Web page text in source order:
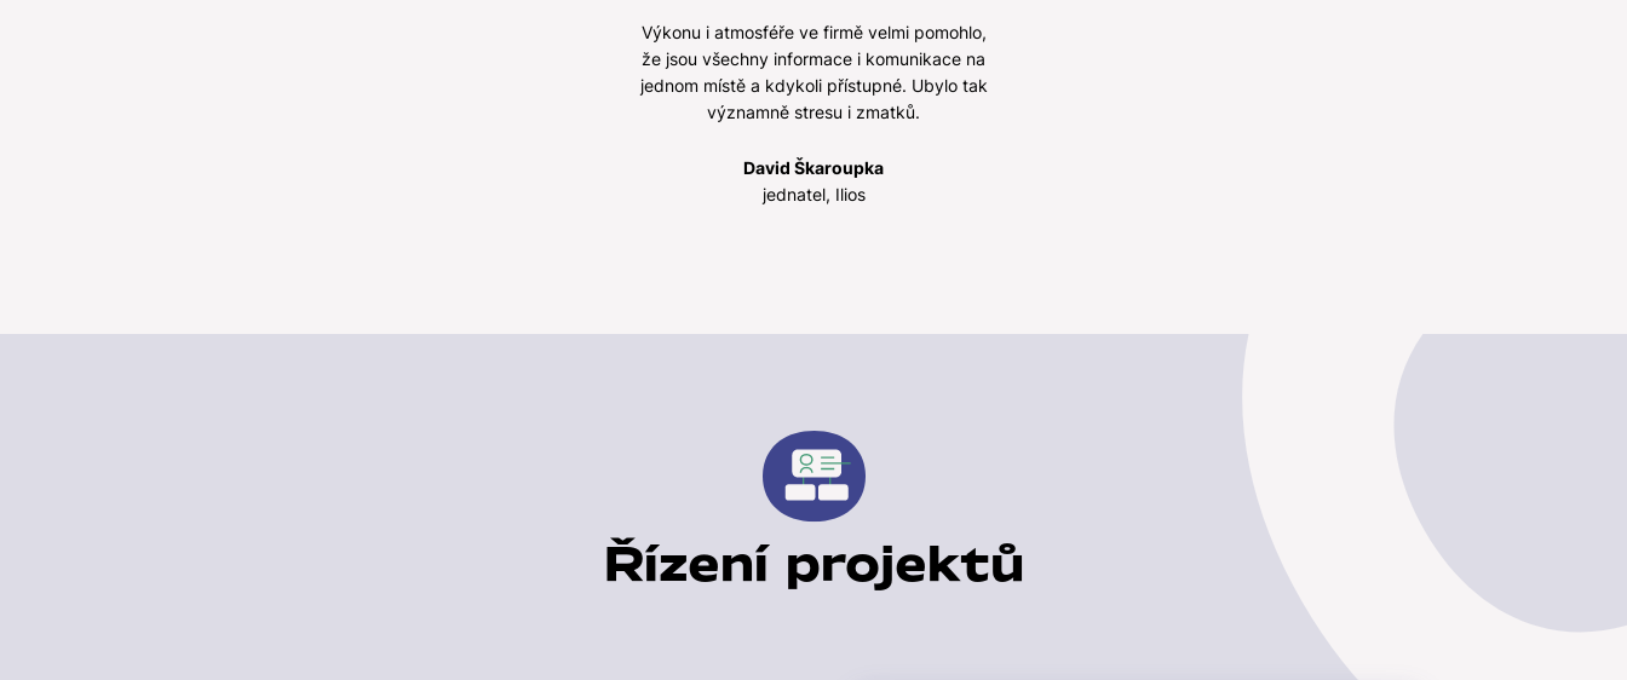
Výkonu i atmosféře ve firmě velmi pomohlo,
že jsou všechny informace i komunikace na
jednom místě a kdykoli přístupné. Ubylo tak
významně stresu i zmatků.
David Škaroupka
jednatel, Ilios
Řízení projektů